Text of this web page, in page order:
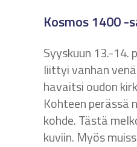
Kosmos 1400
Syyskuun 13.-14.
liittyi vanhan
havaitsi oudon
Kohteen perässä
kohde. Tästä
kuviin. Myös